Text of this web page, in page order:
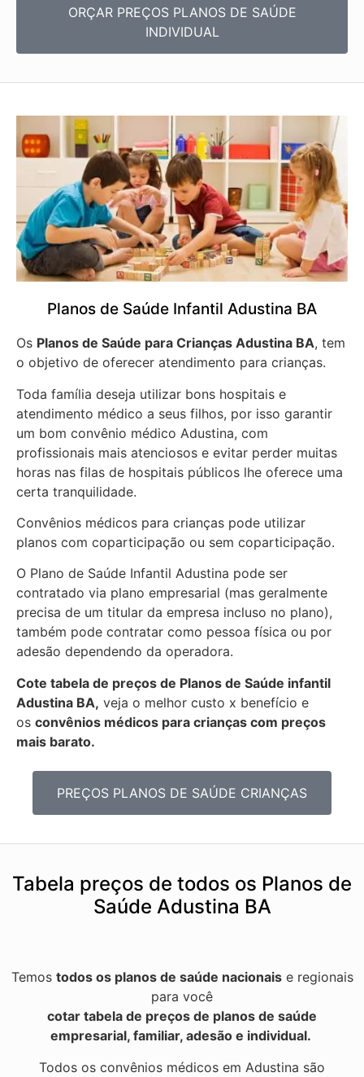
ORÇAR PREÇOS PLANOS DE SAÚDE
INDIVIDUAL
Planos de Saúde Infantil Adustina BA
Os Planos de Saúde para Crianças Adustina BA, tem
o objetivo de oferecer atendimento para crianças.
Toda família deseja utilizar bons hospitais e
atendimento médico a seus filhos, por isso garantir
um bom convênio médico Adustina, com
profissionais mais atenciosos e evitar perder muitas
horas nas filas de hospitais públicos lhe oferece uma
certa tranquilidade.
Convênios médicos para crianças pode utilizar
planos com coparticipação ou sem coparticipação.
O Plano de Saúde Infantil Adustina pode ser
contratado via plano empresarial (mas geralmente
precisa de um titular da empresa incluso no plano),
também pode contratar como pessoa física ou por
adesão dependendo da operadora.
Cote tabela de preços de Planos de Saúde infantil
Adustina BA, veja o melhor custo x benefício e
os convênios médicos para crianças com preços
mais barato.
PREÇOS PLANOS DE SAÚDE CRIANÇAS
Tabela preços de todos os Planos de
Saúde Adustina BA
Temos todos os planos de saúde nacionaise regionais
para você
cotar tabela de preços de planos de saúde
empresarial, familiar, adesão e individual.
Todos os convênios médicos em Adustina são